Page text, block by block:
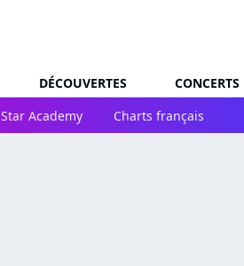
DÉCOUVERTES
Star Academy Charts français